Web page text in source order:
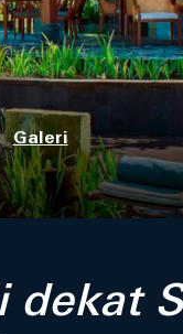
Galeri
dekat